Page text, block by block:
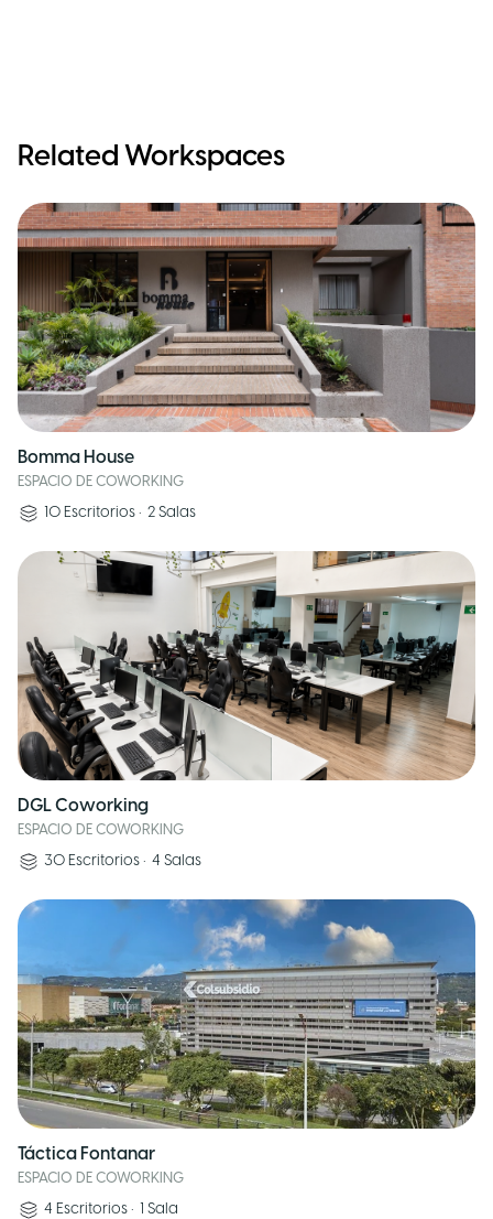
Related Workspaces
Bomma House
ESPACIO DE COWORKING
10 Escritorios • 2 Salas
DGL Coworking
ESPACIO DE COWORKING
30 Escritorios • 4 Salas
Táctica Fontanar
ESPACIO DE COWORKING
4 Escritorios • 1 Sala